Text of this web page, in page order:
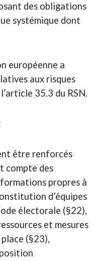
des obligations
systémique dont
européenne a
aux risques
35.3 du RSN.
être renforcés
compte des
propres à
d’équipes
électorale (§22),
et mesures
(§23),